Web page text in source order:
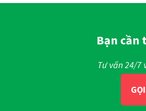
Bạn cần
Tư vấn 24/7